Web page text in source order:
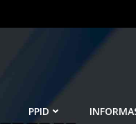
PPID